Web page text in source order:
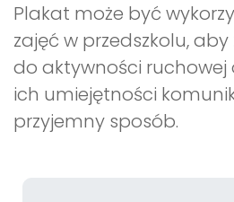
Plakat może być
zajęć w przedszkolu,
do aktywności ruchowej
ich umiejętności
przyjemny sposób.